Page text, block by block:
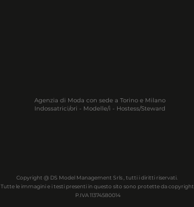
Agenzia di Moda con sede a Torino e Milano
Indossatrici/ori - Modelle/i - Hostess/Steward
Copyright @ DS Model Management Srls , tutti i diritti riservati.
Tutte le immagini e i testi presenti in questo sito sono protette da copyright
P.IVA 11374580014